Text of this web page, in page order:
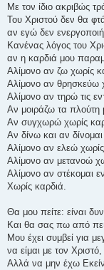
Με τον ίδιο ακριβώς
Του Χριστού δεν θα
αν εγώ δεν
Κανένας λόγος του
αν η καρδιά μου
Αλίμονο αν ζω χωρίς
Αλίμονο αν θρησκεύω
Αλίμονο αν τηρώ τις
Αν μοιράζω τα πλούτη
Αν συγχωρώ χωρίς
Αν δίνω και αν
Αλίμονο αν ελεώ
Αλίμονο αν μετανοώ
Αλίμονο αν στέκομαι
Χωρίς καρδιά.
Θα μου πείτε: είναι
Και θα σας πω από
Μου έχει συμβεί για
να είμαι με τον
Αλλά να μην έχω